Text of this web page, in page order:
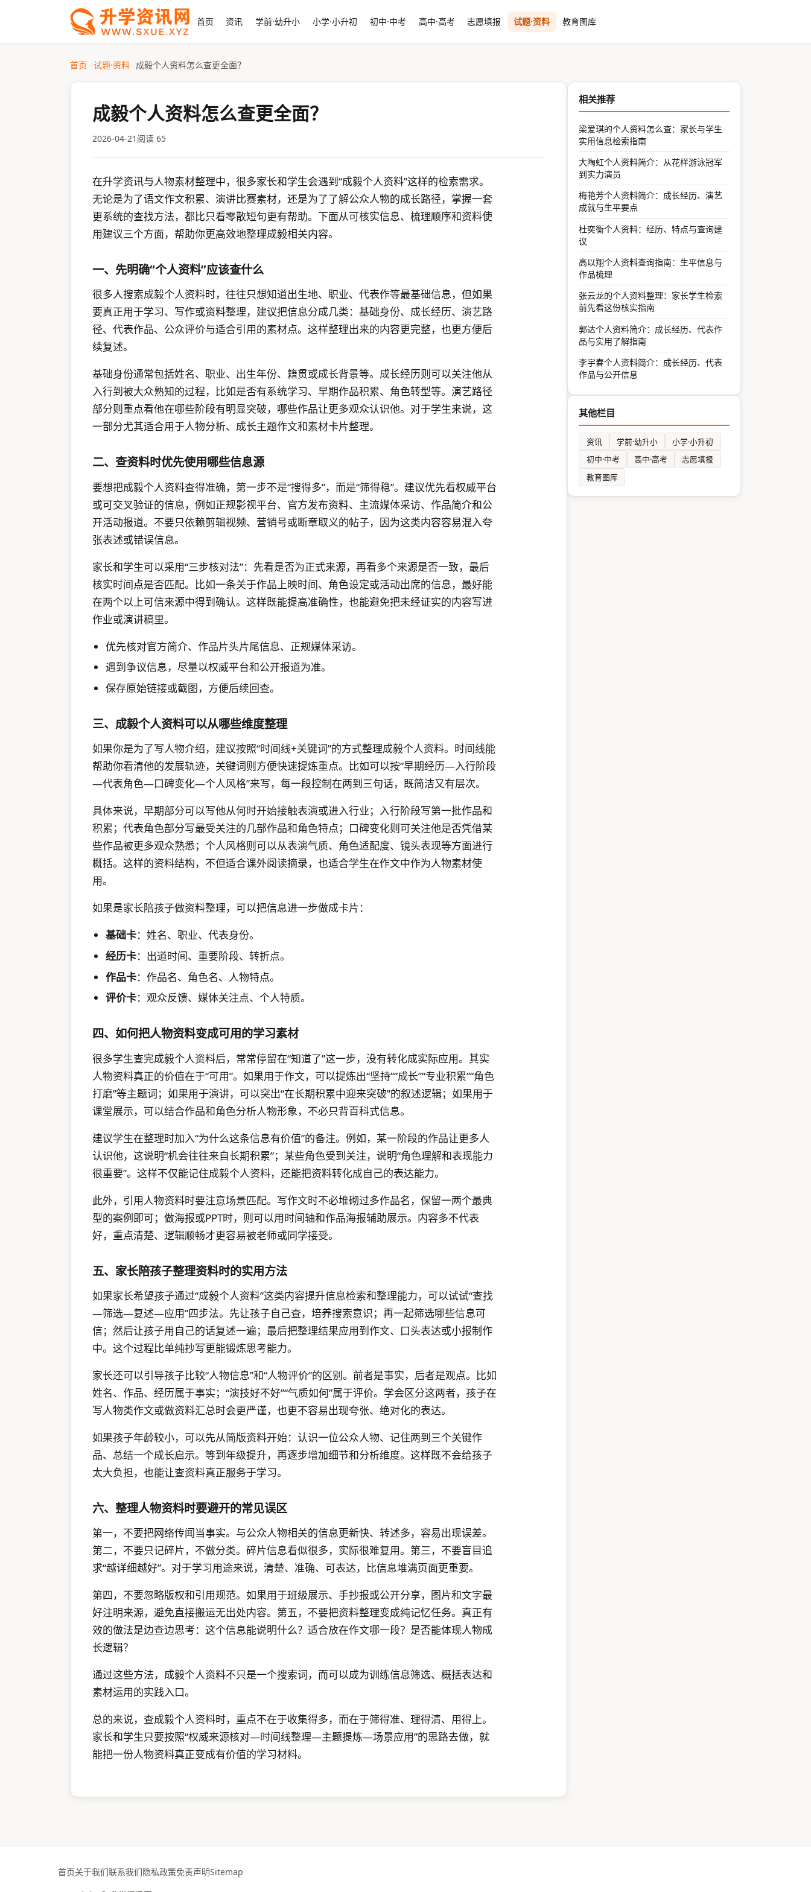
首页 资讯 学前·幼升小 小学·小升初 初中·中考 高中·高考 志愿填报 试题·资料 教育图库
首页 试题·资料 成毅个人资料怎么查更全面？
成毅个人资料怎么查更全面？
2026-04-21 阅读 65
在升学资讯与人物素材整理中，很多家长和学生会遇到“成毅个人资料”这样的检索需求。
无论是为了语文作文积累、演讲比赛素材，还是为了了解公众人物的成长路径，掌握一套
更系统的查找方法，都比只看零散短句更有帮助。下面从可核实信息、梳理顺序和资料使
用建议三个方面，帮助你更高效地整理成毅相关内容。
一、先明确“个人资料”应该查什么
很多人搜索成毅个人资料时，往往只想知道出生地、职业、代表作等最基础信息，但如果
要真正用于学习、写作或资料整理，建议把信息分成几类：基础身份、成长经历、演艺路
径、代表作品、公众评价与适合引用的素材点。这样整理出来的内容更完整，也更方便后
续复述。
基础身份通常包括姓名、职业、出生年份、籍贯或成长背景等。成长经历则可以关注他从
入行到被大众熟知的过程，比如是否有系统学习、早期作品积累、角色转型等。演艺路径
部分则重点看他在哪些阶段有明显突破，哪些作品让更多观众认识他。对于学生来说，这
一部分尤其适合用于人物分析、成长主题作文和素材卡片整理。
二、查资料时优先使用哪些信息源
要想把成毅个人资料查得准确，第一步不是“搜得多”，而是“筛得稳”。建议优先看权威平台
或可交叉验证的信息，例如正规影视平台、官方发布资料、主流媒体采访、作品简介和公
开活动报道。不要只依赖剪辑视频、营销号或断章取义的帖子，因为这类内容容易混入夸
张表述或错误信息。
家长和学生可以采用“三步核对法”：先看是否为正式来源，再看多个来源是否一致，最后
核实时间点是否匹配。比如一条关于作品上映时间、角色设定或活动出席的信息，最好能
在两个以上可信来源中得到确认。这样既能提高准确性，也能避免把未经证实的内容写进
作业或演讲稿里。
优先核对官方简介、作品片头片尾信息、正规媒体采访。
遇到争议信息，尽量以权威平台和公开报道为准。
保存原始链接或截图，方便后续回查。
三、成毅个人资料可以从哪些维度整理
如果你是为了写人物介绍，建议按照“时间线+关键词”的方式整理成毅个人资料。时间线能
帮助你看清他的发展轨迹，关键词则方便快速提炼重点。比如可以按“早期经历—入行阶段
—代表角色—口碑变化—个人风格”来写，每一段控制在两到三句话，既简洁又有层次。
具体来说，早期部分可以写他从何时开始接触表演或进入行业；入行阶段写第一批作品和
积累；代表角色部分写最受关注的几部作品和角色特点；口碑变化则可关注他是否凭借某
些作品被更多观众熟悉；个人风格则可以从表演气质、角色适配度、镜头表现等方面进行
概括。这样的资料结构，不但适合课外阅读摘录，也适合学生在作文中作为人物素材使
用。
如果是家长陪孩子做资料整理，可以把信息进一步做成卡片：
基础卡：姓名、职业、代表身份。
经历卡：出道时间、重要阶段、转折点。
作品卡：作品名、角色名、人物特点。
评价卡：观众反馈、媒体关注点、个人特质。
四、如何把人物资料变成可用的学习素材
很多学生查完成毅个人资料后，常常停留在“知道了”这一步，没有转化成实际应用。其实
人物资料真正的价值在于“可用”。如果用于作文，可以提炼出“坚持”“成长”“专业积累”“角色
打磨”等主题词；如果用于演讲，可以突出“在长期积累中迎来突破”的叙述逻辑；如果用于
课堂展示，可以结合作品和角色分析人物形象，不必只背百科式信息。
建议学生在整理时加入“为什么这条信息有价值”的备注。例如，某一阶段的作品让更多人
认识他，这说明“机会往往来自长期积累”；某些角色受到关注，说明“角色理解和表现能力
很重要”。这样不仅能记住成毅个人资料，还能把资料转化成自己的表达能力。
此外，引用人物资料时要注意场景匹配。写作文时不必堆砌过多作品名，保留一两个最典
型的案例即可；做海报或PPT时，则可以用时间轴和作品海报辅助展示。内容多不代表
好，重点清楚、逻辑顺畅才更容易被老师或同学接受。
五、家长陪孩子整理资料时的实用方法
如果家长希望孩子通过“成毅个人资料”这类内容提升信息检索和整理能力，可以试试“查找
—筛选—复述—应用”四步法。先让孩子自己查，培养搜索意识；再一起筛选哪些信息可
信；然后让孩子用自己的话复述一遍；最后把整理结果应用到作文、口头表达或小报制作
中。这个过程比单纯抄写更能锻炼思考能力。
家长还可以引导孩子比较“人物信息”和“人物评价”的区别。前者是事实，后者是观点。比如
姓名、作品、经历属于事实；“演技好不好”“气质如何”属于评价。学会区分这两者，孩子在
写人物类作文或做资料汇总时会更严谨，也更不容易出现夸张、绝对化的表达。
如果孩子年龄较小，可以先从简版资料开始：认识一位公众人物、记住两到三个关键作
品、总结一个成长启示。等到年级提升，再逐步增加细节和分析维度。这样既不会给孩子
太大负担，也能让查资料真正服务于学习。
六、整理人物资料时要避开的常见误区
第一，不要把网络传闻当事实。与公众人物相关的信息更新快、转述多，容易出现误差。
第二，不要只记碎片，不做分类。碎片信息看似很多，实际很难复用。第三，不要盲目追
求“越详细越好”。对于学习用途来说，清楚、准确、可表达，比信息堆满页面更重要。
第四，不要忽略版权和引用规范。如果用于班级展示、手抄报或公开分享，图片和文字最
好注明来源，避免直接搬运无出处内容。第五，不要把资料整理变成纯记忆任务。真正有
效的做法是边查边思考：这个信息能说明什么？适合放在作文哪一段？是否能体现人物成
长逻辑？
通过这些方法，成毅个人资料不只是一个搜索词，而可以成为训练信息筛选、概括表达和
素材运用的实践入口。
总的来说，查成毅个人资料时，重点不在于收集得多，而在于筛得准、理得清、用得上。
家长和学生只要按照“权威来源核对—时间线整理—主题提炼—场景应用”的思路去做，就
能把一份人物资料真正变成有价值的学习材料。
相关推荐
梁爱琪的个人资料怎么查：家长与学生
实用信息检索指南
大陶虹个人资料简介：从花样游泳冠军
到实力演员
梅艳芳个人资料简介：成长经历、演艺
成就与生平要点
杜奕衡个人资料：经历、特点与查询建
议
高以翔个人资料查询指南：生平信息与
作品梳理
张云龙的个人资料整理：家长学生检索
前先看这份核实指南
郭达个人资料简介：成长经历、代表作
品与实用了解指南
李宇春个人资料简介：成长经历、代表
作品与公开信息
其他栏目
资讯 学前·幼升小
小学·小升初
初中·中考
高中·高考
志愿填报
教育图库
首页关于我们联系我们隐私政策免责声明Sitemap